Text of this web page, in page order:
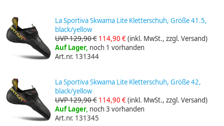
La Sportiva Skwama Lite Kletterschuh, Größe 41.5,
black/yellow
UVP 129,90 € 114,90 €(inkl. MwSt., zzgl. Versand)
Auf Lager, noch 1 vorhanden
Art.nr. 131344
La Sportiva Skwama Lite Kletterschuh, Größe 42,
black/yellow
UVP 129,90 € 114,90 €(inkl. MwSt., zzgl. Versand)
Auf Lager, noch 3 vorhanden
Art.nr. 131345